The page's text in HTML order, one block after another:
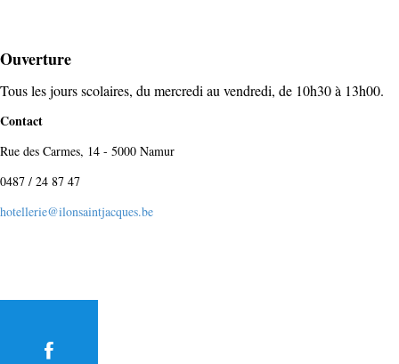
Ouverture
Tous les jours scolaires, du mercredi au vendredi, de 10h30 à 13h00.
Contact
Rue des Carmes, 14 - 5000 Namur
0487 / 24 87 47
hotellerie@ilonsaintjacques.be